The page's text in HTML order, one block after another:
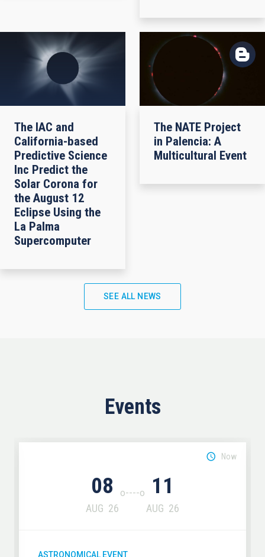
The IAC and
California-based
Predictive Science
Inc Predict the
Solar Corona for
the August 12
Eclipse Using the
La Palma
Supercomputer
The NATE Project
in Palencia: A
Multicultural Event
SEE ALL NEWS
Events
08
AUG 26
11
AUG 26
Now
ASTRONOMICAL EVENT